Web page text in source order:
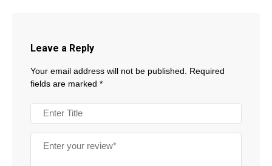
Leave a Reply
Your email address will not be published.
Required
fields are marked *